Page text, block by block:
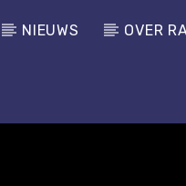
NIEUWS OVER